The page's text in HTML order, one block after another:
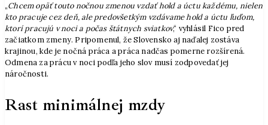
„Chcem opäť touto nočnou zmenou vzdať hold a úctu každému, nielen
kto pracuje cez deň, ale predovšetkým vzdávame hold a úctu ľuďom,
ktorí pracujú v noci a počas štátnych sviatkov,“ vyhlásil Fico pred
začiatkom zmeny. Pripomenul, že Slovensko aj naďalej zostáva
krajinou, kde je nočná práca a práca nadčas pomerne rozšírená.
Odmena za prácu v noci podľa jeho slov musí zodpovedať jej
náročnosti.
Rast minimálnej mzdy